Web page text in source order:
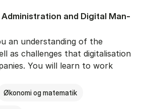
Ad­min­is­tra­tion and Di­git­al Man­
an understanding of the
as challenges that digitalisation
You will learn to work
Økonomi og matematik